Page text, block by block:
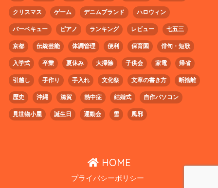
クリスマス ゲーム デニムブランド ハロウィン
バーベキュー ピアノ ランキング レビュー 七五三
京都 伝統芸能 体調管理 便利 保育園 俳句・短歌
入学式 卒業 夏休み 大掃除 子供会 家電 帰省
引越し 手作り 手入れ 文化祭 文章の書き方 断捨離
歴史 沖縄 滋賀 熱中症 結婚式 自作パソコン
見世物小屋 誕生日 運動会 雪 風邪
HOME
プライバシーポリシー